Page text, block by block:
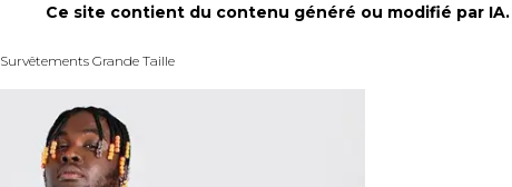
Ce site contient du contenu généré ou modifié par IA.
Survêtements Grande Taille